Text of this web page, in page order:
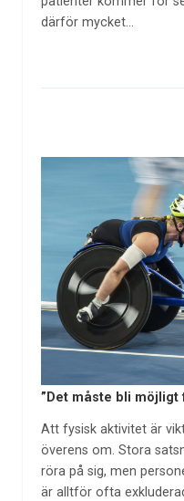
därför mycket…
”Det måste bli möjligt
Att fysisk aktivitet är
överens om. Stora
röra på sig, men
är alltför ofta